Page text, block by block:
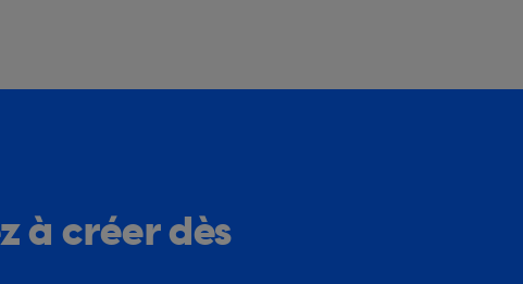
à créer dès